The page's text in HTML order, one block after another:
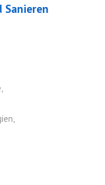
Sanieren
,
,